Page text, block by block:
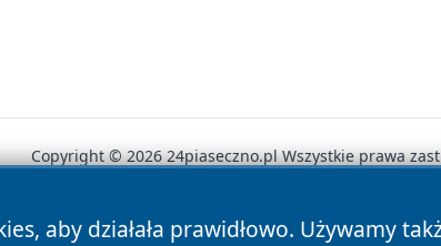
aby działała prawidłowo. Używamy
Copyright © 2026 24piaseczno.pl Wszystkie prawa
News Autorzy Polityka Prywatności